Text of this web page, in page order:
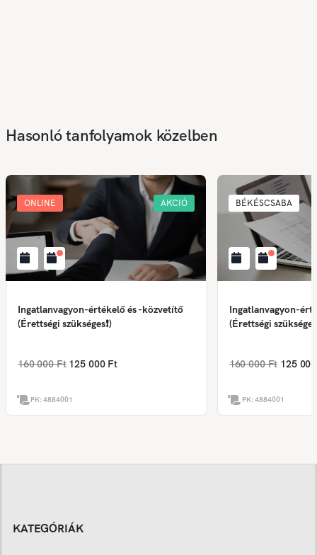
Hasonló tanfolyamok közelben
ONLINE AKCIÓ
Ingatlanvagyon-értékelő és -közvetítő
(Érettségi szükséges❗)
160 000 Ft 125 000 Ft
PK:4884001
BÉKÉSCSABA
Ingatlanvagyon-
(Érettségi
160 000 Ft 125
PK:4884001
KATEGÓRIÁK